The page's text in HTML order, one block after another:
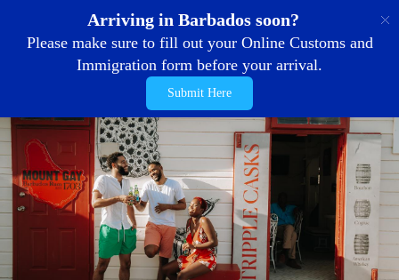
Arriving in Barbados soon?
Please make sure to fill out your Online Customs and
Immigration form before your arrival.
Submit Here